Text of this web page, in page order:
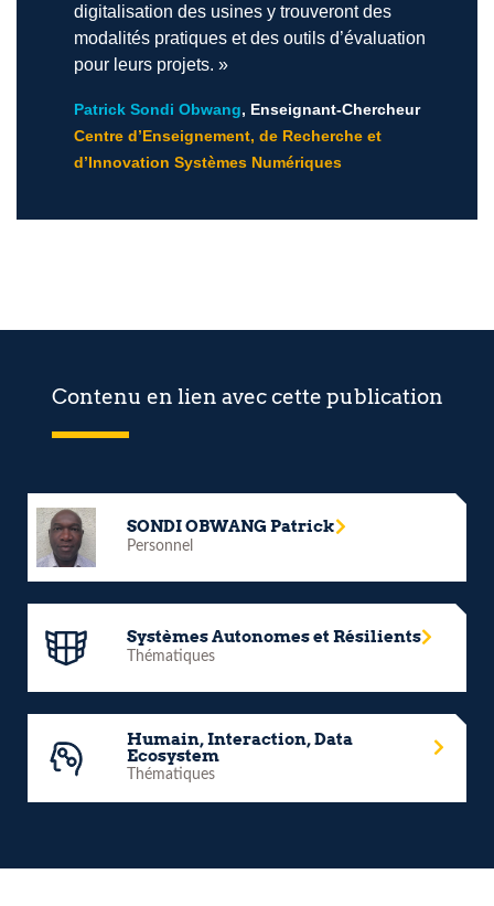
digitalisation des usines y trouveront des
modalités pratiques et des outils d’évaluation
pour leurs projets. »
Patrick Sondi Obwang, Enseignant-Chercheur
Centre d’Enseignement, de Recherche et
d’Innovation Systèmes Numériques
Contenu en lien avec cette publication
SONDI OBWANG Patrick
Personnel
Systèmes Autonomes et Résilients
Thématiques
Humain, Interaction, Data
Ecosystem
Thématiques